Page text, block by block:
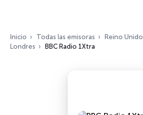
Inicio Todas las emisoras Reino Unido
Londres
BBC Radio 1Xtra